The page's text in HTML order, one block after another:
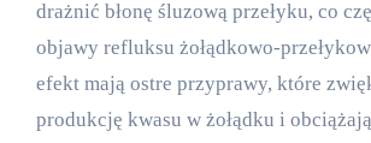
drażnić błonę śluzową przełyku, co
objawy refluksu żołądkowo-
efekt mają ostre przyprawy, które
produkcję kwasu w żołądku i